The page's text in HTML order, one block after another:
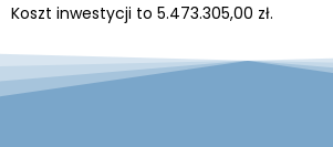
Koszt inwestycji to 5.473.305,00 zł.